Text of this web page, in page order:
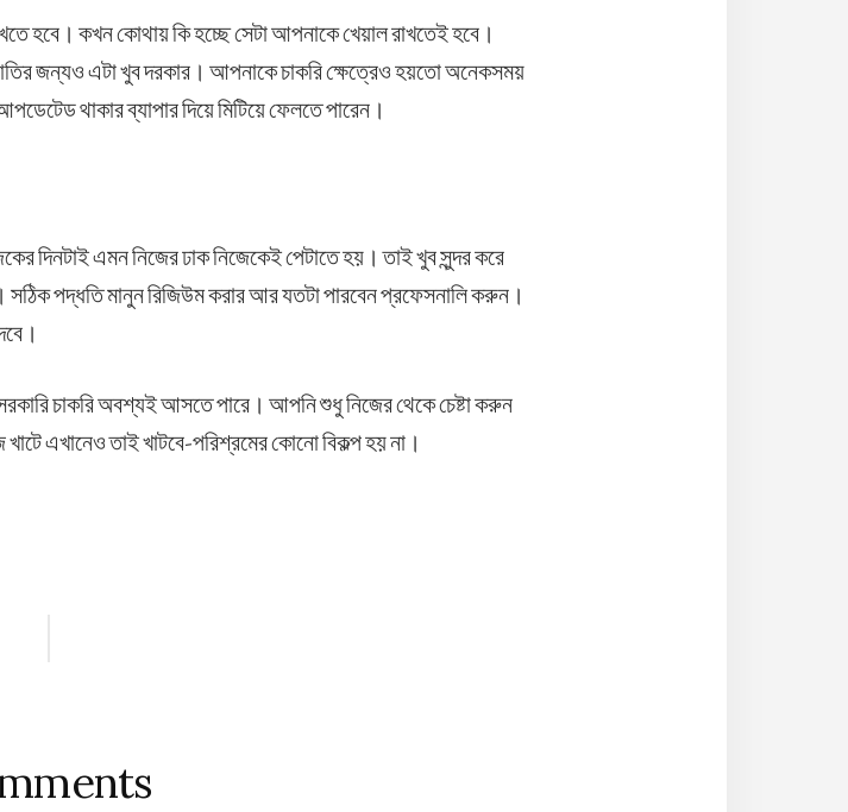
হবে। কখন কোথায় কি হচ্ছে সেটা আপনাকে খেয়াল রাখতেই হবে।
জন্যও এটা খুব দরকার। আপনাকে চাকরি ক্ষেত্রেও হয়তো অনেকসময়
থাকার ব্যাপার দিয়ে মিটিয়ে ফেলতে পারেন।
দিনটাই এমন নিজের ঢাক নিজেকেই পেটাতে হয়। তাই খুব সুন্দর করে
পদ্ধতি মানুন রিজিউম করার আর যতটা পারবেন প্রফেসনালি করুন।
চাকরি অবশ্যই আসতে পারে। আপনি শুধু নিজের থেকে চেষ্টা করুন
এখানেও তাই খাটবে-পরিশ্রমের কোনো বিকল্প হয় না।